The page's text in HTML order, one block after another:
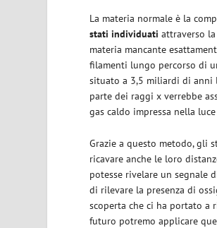
La materia normale è la
stati individuati attraverso
materia mancante
filamenti lungo percorso di
situato a 3,5 miliardi di anni
parte dei raggi x verrebbe
gas caldo impressa nella
Grazie a questo metodo, gli
ricavare anche le loro
potesse rivelare un segnale
di rilevare la presenza di
scoperta che ci ha portato a
futuro potremo applicare